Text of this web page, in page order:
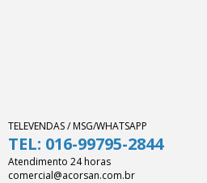
TELEVENDAS / MSG/WHATSAPP
TEL: 016-99795-2844
Atendimento 24 horas
comercial@acorsan.com.br